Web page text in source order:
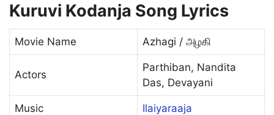
Kuruvi Kodanja Song Lyrics
Movie Name Azhagi / அழகி
Actors
Parthiban, Nandita
Das, Devayani
Music Ilaiyaraaja